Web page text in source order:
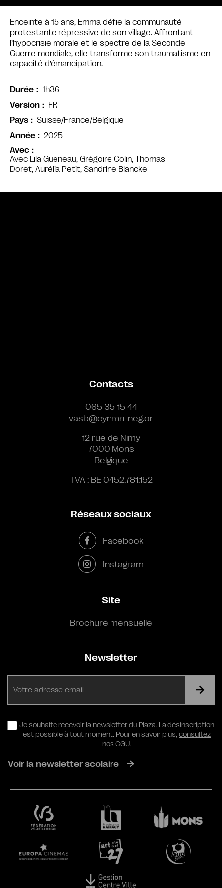
Avec
Avec Lila Gueneau, Grégoire Colin, Thomas
Doret, Aurélia Petit, Sandrine Blancke
Enceinte à 15 ans, Emma défie la communauté
protestante répressive de son village. Affrontant
l’hypocrisie morale et le spectre de la Seconde
Guerre mondiale, elle transforme son traumatisme en
capacité d’émancipation.
Durée
1h36
Version
FR
Pays
Suisse/France/Belgique
Année
2025
Contacts
065 35 15 44
vasb@cynmn-neg.or
12 rue de Nimy
7000 Mons
Belgique
TVA : BE 0452.781.152
Réseaux sociaux
Facebook
Instagram
Site
Brochure mensuelle
Newsletter
RGPD
Je souhaite recevoir la newsletter du Plaza. La désinscription
est possible à tout moment. Pour en savoir plus,consultez
nos CGU.
Voir la newsletter scolaire